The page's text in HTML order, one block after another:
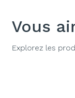
Vous
Explorez les